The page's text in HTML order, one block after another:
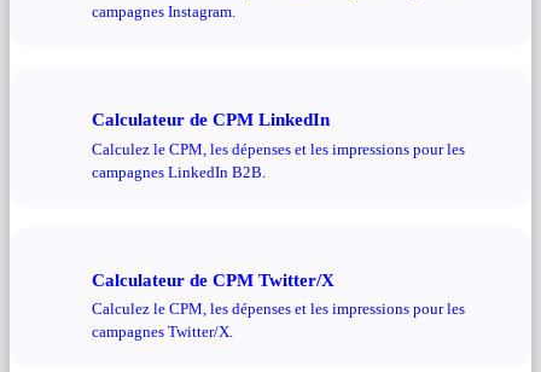
campagnes Instagram.
Calculateur de CPM LinkedIn
Calculez le CPM, les dépenses et les impressions pour les
campagnes LinkedIn B2B.
Calculateur de CPM Twitter/X
Calculez le CPM, les dépenses et les impressions pour les
campagnes Twitter/X.